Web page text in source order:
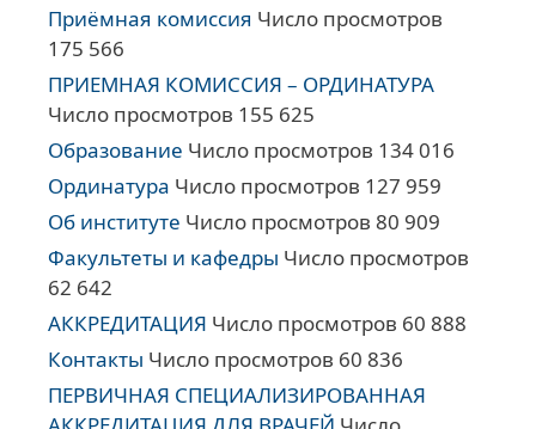
Приёмная комиссия Число просмотров
175 566
ПРИЕМНАЯ КОМИССИЯ – ОРДИНАТУРА
Число просмотров 155 625
Образование Число просмотров 134 016
Ординатура Число просмотров 127 959
Об институте Число просмотров 80 909
Факультеты и кафедры Число просмотров
62 642
АККРЕДИТАЦИЯ Число просмотров 60 888
Контакты Число просмотров 60 836
ПЕРВИЧНАЯ СПЕЦИАЛИЗИРОВАННАЯ